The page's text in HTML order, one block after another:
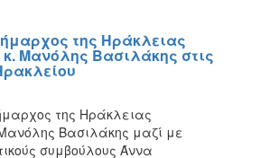
της Ηράκλειας
Μανόλης Βασιλάκης στις
της Ηράκλειας
Βασιλάκης μαζί με
συμβούλους Άννα